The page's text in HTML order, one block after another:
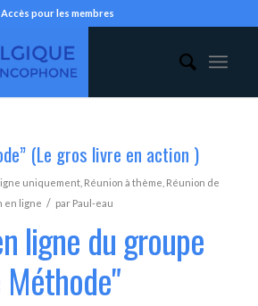
Accès pour les membres
(Le gros livre en action )
uniquement, Réunion à thème Réunion de
en ligne / par Paul-eau
ligne du groupe